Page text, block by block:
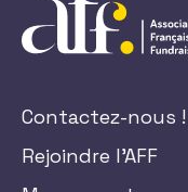
Contactez-nous !
Rejoindre l'AFF